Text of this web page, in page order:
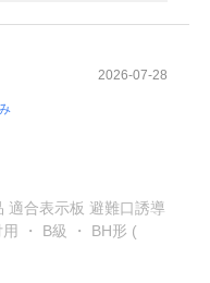
2026-07-28
適合表示板 避難口誘導
・ B級 ・ BH形 (